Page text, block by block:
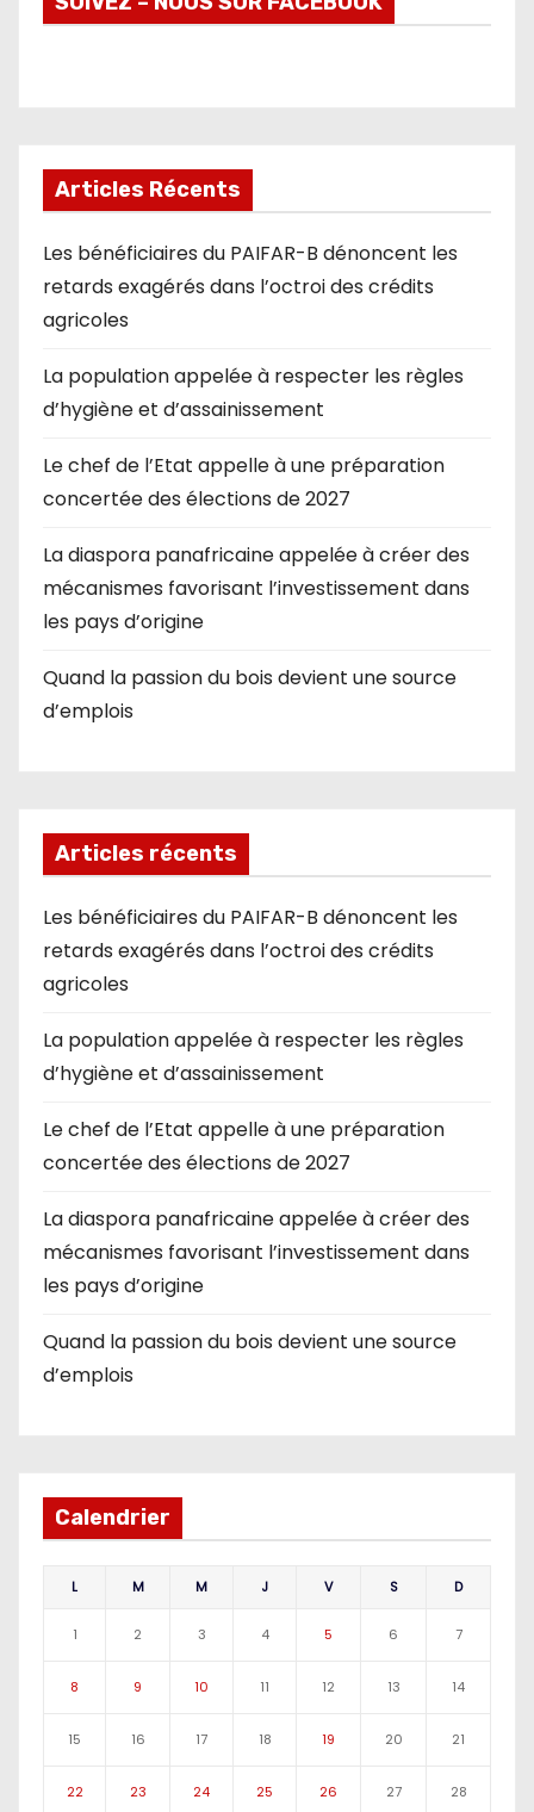
Articles Récents
Les bénéficiaires du PAIFAR-B dénoncent les
retards exagérés dans l’octroi des crédits
agricoles
La population appelée à respecter les règles
d’hygiène et d’assainissement
Le chef de l’Etat appelle à une préparation
concertée des élections de 2027
La diaspora panafricaine appelée à créer des
mécanismes favorisant l’investissement dans
les pays d’origine
Quand la passion du bois devient une source
d’emplois
Articles récents
Les bénéficiaires du PAIFAR-B dénoncent les
retards exagérés dans l’octroi des crédits
agricoles
La population appelée à respecter les règles
d’hygiène et d’assainissement
Le chef de l’Etat appelle à une préparation
concertée des élections de 2027
La diaspora panafricaine appelée à créer des
mécanismes favorisant l’investissement dans
les pays d’origine
Quand la passion du bois devient une source
d’emplois
Calendrier
L M M J V S D
1 2 3 4 5 6 7
8 9 10 11 12 13 14
15 16 17 18 19 20 21
22 23 24 25 26 27 28